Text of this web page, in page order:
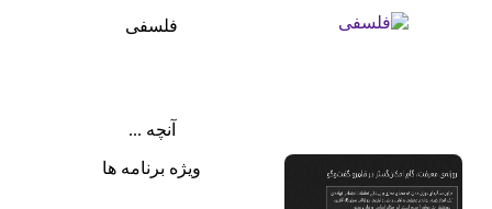
فلسفی
آنچه ...
ویژه برنامه ها